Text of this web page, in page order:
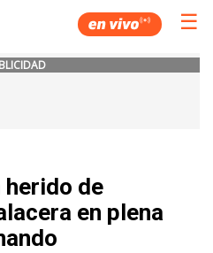
☰
herido de
en plena